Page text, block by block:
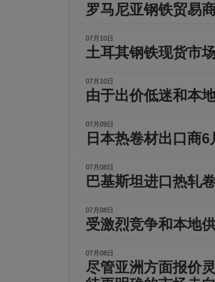
罗马尼亚钢铁贸易
07月10日
土耳其钢铁现货市
07月10日
由于出价低迷和本
07月09日
日本热卷材出口商
07月08日
巴基斯坦进口热轧
07月08日
受激烈竞争和本地
07月08日
尽管亚洲方面报价